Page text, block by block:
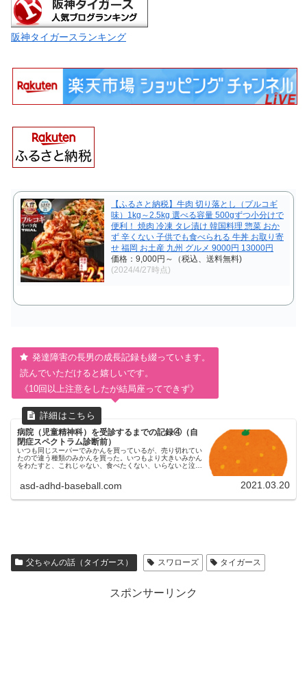
阪神タイガースランキング
【ふるさと納税】牛肉 切り落とし（プルコギ
味）1kg～2.5kg 選べる容量 500gずつ小分けで
便利！ 焼肉 冷凍 タレ漬け 韓国料理 惣菜 おか
ず 辛くない 子供でも食べられる 牛丼 お取り寄
せ 福岡 お土産 九州 グルメ 9000円 13000円
価格：9,000円～（税込、送料無料)
(2024/4/27時点)
発達障害の長男の成長記録も綴っています。
読んでいただけると嬉しいです。
《10回以上注意をしたが結局座ってできず》
病院（児童精神科）を受診するまでの記録④（自
閉症スペクトラム診断前）
いつも同じスーパーでみかんを買っているが、売り切れてい
たので違う種類のみかんを買った。いつもより大きいみかん
をわたすと、これじゃない、食べたくない、いらないと泣き
asd-adhd-baseball.com 2021.03.20
父ちゃんの話（タイガース） スワローズ タイガース
スポンサーリンク